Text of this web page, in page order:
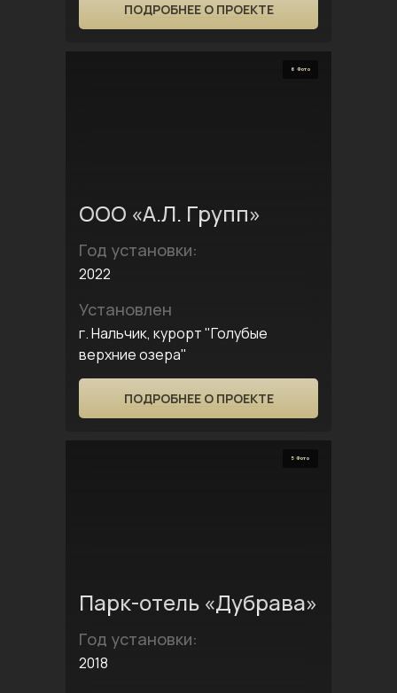
ПОДРОБНЕЕ О ПРОЕКТЕ
6 Фото
ООО «А.Л. Групп»
Год установки:
2022
Установлен
г. Нальчик, курорт "Голубые
верхние озера"
ПОДРОБНЕЕ О ПРОЕКТЕ
5 Фото
Парк-отель «Дубрава»
Год установки:
2018